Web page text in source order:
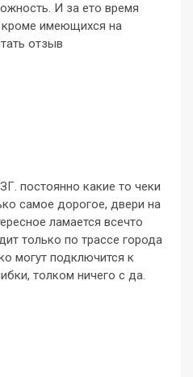
И за ето время
кроме имеющихся на
отзыв
постоянно какие то чеки
самое дорогое, двери на
ламается всечто
только по трассе города
могут подключится к
толком ничего с да.